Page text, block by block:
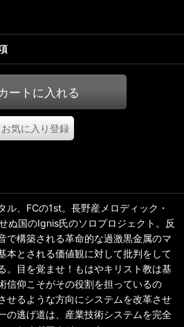
ートに入れる
お気に入り登録
ル、FCの1st。長野産メロディック・
ぬ国のIgnis氏のソロプロジェクト。反
で構築される革命的な過激黒金属のマ
本とされる価値観に対して批判をして
。目を覚ませ！もはやキリスト教は基
信仰こそがその役割を担っているの
るような方向にシステムを改革させ
の逃げ道は、産業技術システムを完全